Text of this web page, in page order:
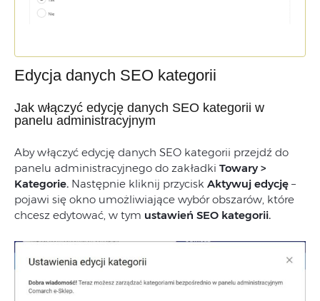
Edycja danych SEO kategorii
Jak włączyć edycję danych SEO kategorii w
panelu administracyjnym
Aby włączyć edycję danych SEO kategorii przejdź do
panelu administracyjnego do zakładki Towary >
Kategorie. Następnie kliknij przycisk Aktywuj edycję –
pojawi się okno umożliwiające wybórobszarów, które
chcesz edytować, w tym ustawień SEO kategorii.